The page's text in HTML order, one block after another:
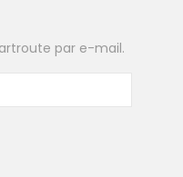
par e-mail.